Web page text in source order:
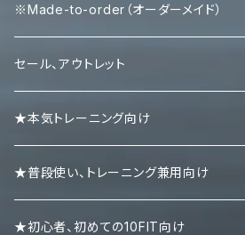
エルボースリーブ
ニースリーブ
ニーラップ
リストラップ
リストストラップ
タンクトップ
Ｔシャツ
ハーフパンツ
キャップ
※Made-to-order（オーダーメイド）
Tシャツ
タンクトップ
ロンＴ
パーカー
セール、アウトレット
★本気トレーニング向け
★普段使い、トレーニング兼用向け
★初心者、初めての10FIT向け